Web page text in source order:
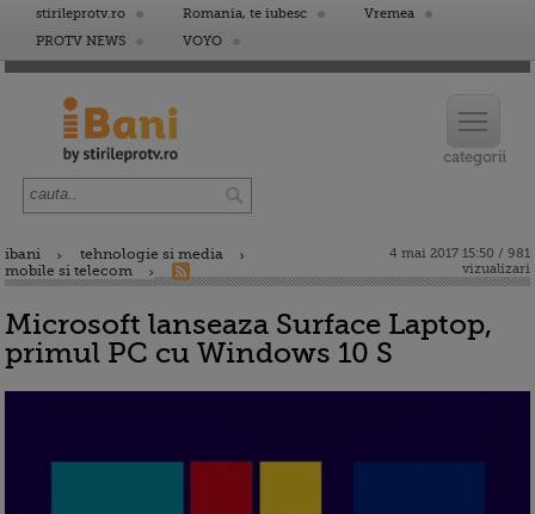
stirileprotv.ro Romania, te iubesc
Vremea
PROTV NEWS
VOYO
ibani
tehnologie si media
mobile si telecom
4 mai 2017 15:50 / 981
vizualizari
Microsoft lanseaza Surface Laptop,
primul PC cu Windows 10 S